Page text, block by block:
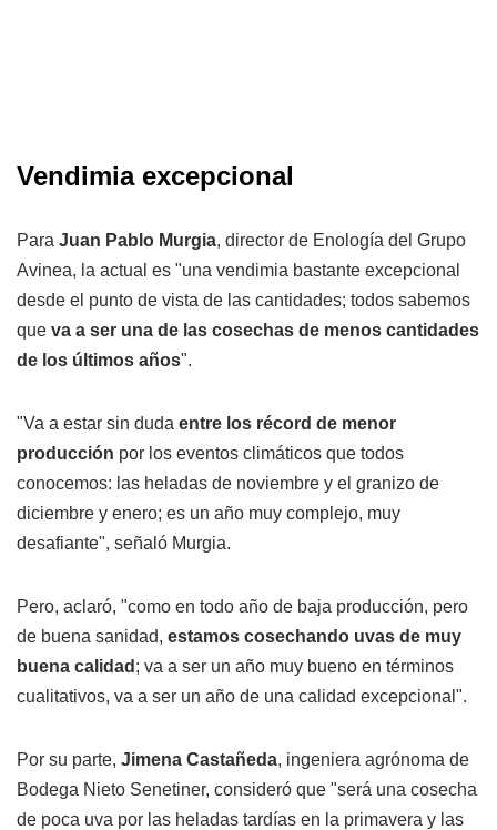
Vendimia excepcional
Para Juan Pablo Murgia, director de Enología del Grupo
Avinea, la actual es "una vendimia bastante excepcional
desde el punto de vista de las cantidades; todos sabemos
que va a ser una de las cosechas de menos cantidades
de los últimos años".
"Va a estar sin duda entre los récord de menor
producción por los eventos climáticos que todos
conocemos: las heladas de noviembre y el granizo de
diciembre y enero; es un año muy complejo, muy
desafiante", señaló Murgia.
Pero, aclaró, "como en todo año de baja producción, pero
de buena sanidad, estamos cosechando uvas de muy
buena calidad ; va a ser un año muy bueno en términos
cualitativos, va a ser un año de una calidad excepcional".
Por su parte, Jimena Castañeda, ingeniera agrónoma de
Bodega Nieto Senetiner, consideró que "será una cosecha
de poca uva por las heladas tardías en la primavera y las